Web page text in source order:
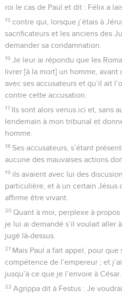
roi le cas de Paul et dit : Félix a
15 contre qui, lorsque j’étais à
sacrificateurs et les anciens des
demander sa condamnation.
16 Je leur ai répondu que les
livrer [à la mort] un homme, avant
avec ses accusateurs et qu’il ait
contre cette accusation.
17 Ils sont alors venus ici et, sans
lendemain à mon tribunal et
homme.
18 Ses accusateurs, s’étant
aucune des mauvaises actions
19 ils avaient avec lui des
particulière, et à un certain Jésus
affirme être vivant.
20 Quant à moi, perplexe à propos
je lui ai demandé s’il voulait aller
jugé là-dessus.
21 Mais Paul a fait appel, pour que
compétence de l’empereur ; et
jusqu’à ce que je l’envoie à César.
22 Agrippa dit à Festus : Je